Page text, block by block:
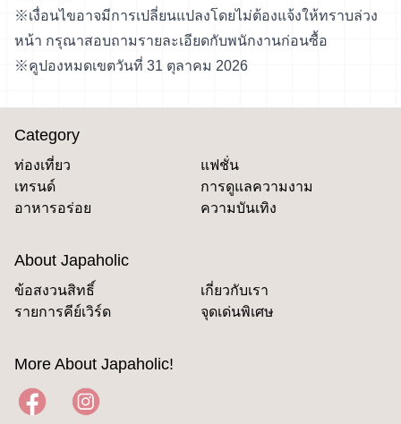
※เงื่อนไขอาจมีการเปลี่ยนแปลงโดยไม่ต้องแจ้งให้ทราบล่วง
หน้า กรุณาสอบถามรายละเอียดกับพนักงานก่อนซื้อ
※คูปองหมดเขตวันที่ 31 ตุลาคม 2026
Category
ท่องเที่ยว
แฟชั่น
เทรนด์
การดูแลความงาม
อาหารอร่อย
ความบันเทิง
About Japaholic
ข้อสงวนสิทธิ์
เกี่ยวกับเรา
รายการคีย์เวิร์ด
จุดเด่นพิเศษ
More About Japaholic!